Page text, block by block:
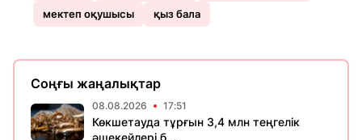
мектеп оқушысы
қыз бала
Соңғы жаңалықтар
08.08.2026 17:51
Көкшетауда тұрғын 3,4 млн теңгелік
әшекейлері б...